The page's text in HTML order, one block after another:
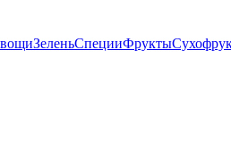
ЗеленьСпецииФрукты